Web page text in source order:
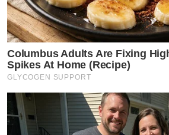
Columbus Adults Are Fixing
Spikes At Home (Recipe)
GLYCOGEN SUPPORT